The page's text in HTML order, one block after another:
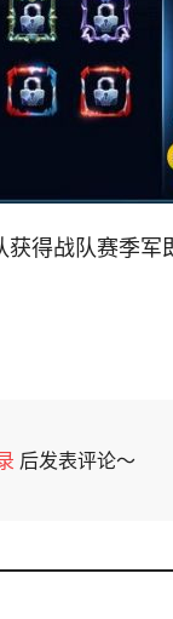
得战队赛季军
后发表评论～